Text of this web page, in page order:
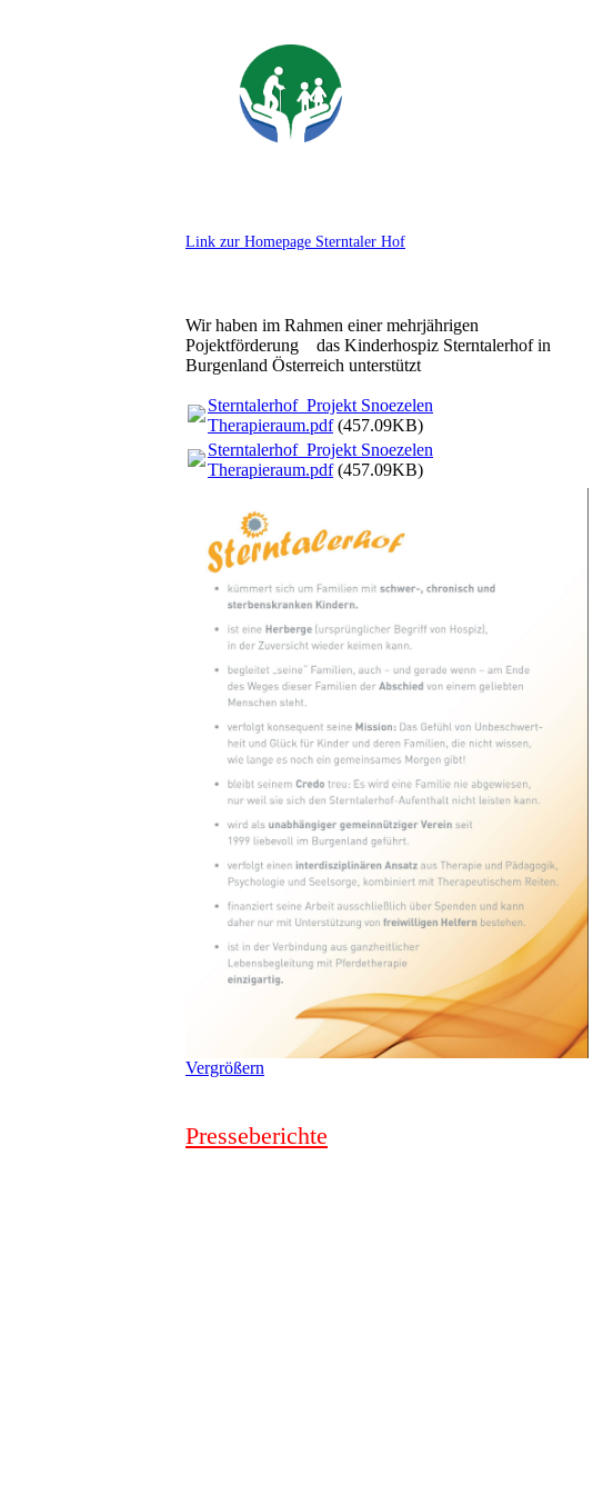
Link zur Homepage Sterntaler Hof
Wir haben im Rahmen einer mehrjährigen
Pojektförderung das Kinderhospiz Sterntalerhofin
Burgenland Österreich unterstützt
Sterntalerhof_Projekt Snoezelen
Therapieraum.pdf(457.09KB)
Sterntalerhof_Projekt Snoezelen
Therapieraum.pdf(457.09KB)
Vergrößern
Presseberichte